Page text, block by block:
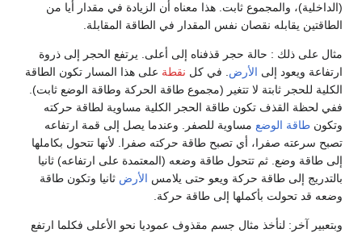
(الداخلية)، والمجموع ثابت. هذا معناه أن الزيادة في مقدار أيا من
الطاقتين يقابله نقصان نفس المقدار في الطاقة المقابلة.
مثال على ذلك : حالة حجر قذفناه إلى أعلى. يرتفع الحجر إلى ذروة
ارتفاعة ويعود إلى الأرض. في كل نقطة على هذا المسار تكون الطاقة
الكلية للحجر ثابتة لا تتغير (مجموع طاقة الحركة وطاقة الوضع ثابت).
ففي لحظة القذف تكون طاقة الحجر الكلية مساوية لطاقة حركته
وتكون طاقة الوضع مساوية للصفر. وعندما يصل إلى قمة ارتفاعه
تصبح سرعته صفرا، أي تصبح طاقة حركته صفرا. لأنها تتحول بكاملها
إلى طاقة وضع. ثم تتحول طاقة وضعه (المعتمدة على ارتفاعه) ثانيا
بالتدريج إلى طاقة حركة ويعو حتى يلامس الأرض ثانيا وتكون طاقة
وضعه قد تحولت بأكملها إلى طاقة حركة.
وبتعبير آخر: لنأخذ مثال جسم مقذوف عموديا نحو الأعلى فكلما ارتفع